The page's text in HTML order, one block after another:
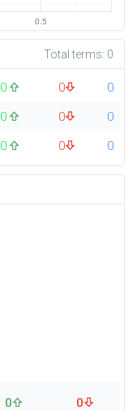
0.5
Total terms: 0
0 0
0
0 0
0
0 0 0
0 0